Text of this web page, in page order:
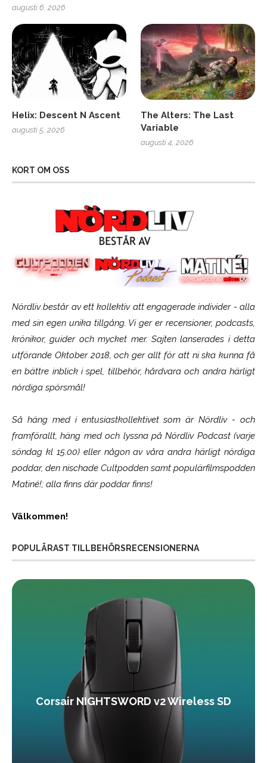
augusti 6, 2026
Helix: Descent N Ascent
augusti 5, 2026
The Alters: The Last
Variable
augusti 4, 2026
KORT OM OSS
Nördliv består av ett kollektiv att engagerade individer - alla
med sin egen unika tillgång. Vi ger er recensioner, podcasts,
krönikor, guider och mycket mer. Sajten lanserades i detta
utförande Oktober 2018, och ger allt för att ni ska kunna få
en bättre inblick i spel, tillbehör, hårdvara och andra härligt
nördiga spörsmål!
Så häng med i entusiastkollektivet som ärNördliv- och
framförallt, häng med och lyssna på Nördliv Podcast (varje
söndag kl 15.00) eller någon av våra andra härligt nördiga
poddar, den nischade Cultpodden samt populärfilmspodden
Matiné!; alla finns där poddar finns!
Välkommen!
POPULÄRAST TILLBEHÖRSRECENSIONERNA
Corsair NIGHTSWORD v2 Wireless SD